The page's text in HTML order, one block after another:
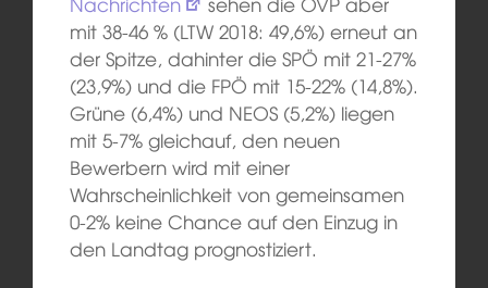
mit 38-46 % (LTW 2018: 49,6%) erneut an
der Spitze, dahinter die SPÖ mit 21-27%
(23,9%) und die FPÖ mit 15-22% (14,8%).
Grüne (6,4%) und NEOS (5,2%) liegen
mit 5-7% gleichauf, den neuen
Bewerbern wird mit einer
Wahrscheinlichkeit von gemeinsamen
0-2% keine Chance auf den Einzug in
den Landtag prognostiziert.